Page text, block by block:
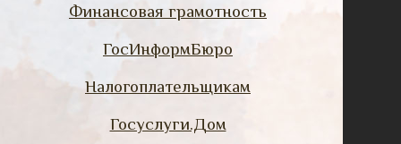
Финансовая грамотность
ГосИнформБюро
Налогоплательщикам
Госуслуги.Дом